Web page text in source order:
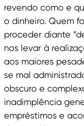
revendo como e
o dinheiro. Quem
proceder diante
nos levar à
aos maiores
se mal
obscuro e
inadimplência
empréstimos e